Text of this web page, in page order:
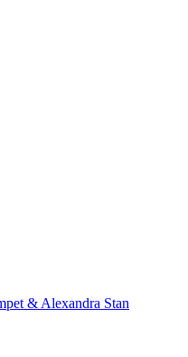
& Alexandra Stan